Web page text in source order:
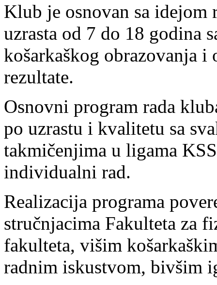
Klub je osnovan sa idejom
uzrasta od 7 do 18 godina
košarkaškog obrazovanja i
rezultate.
Osnovni program rada
po uzrastu i kvalitetu sa
takmičenjima u ligama
individualni rad.
Realizacija programa
stručnjacima Fakulteta za
fakulteta, višim
radnim iskustvom, bivšim